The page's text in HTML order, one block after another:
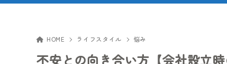
HOME ライフスタイル 悩み
不安との向き合い方【会社設立